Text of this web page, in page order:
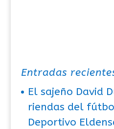
Entradas
El sajeño David
riendas del
Deportivo